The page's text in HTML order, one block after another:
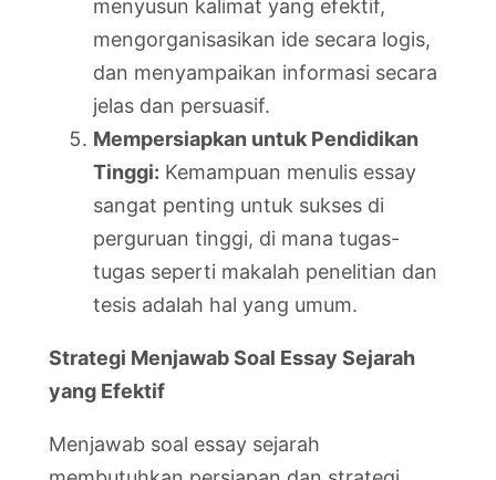
menyusun kalimat yang efektif,
mengorganisasikan ide secara logis,
dan menyampaikan informasi secara
jelas dan persuasif.
Mempersiapkan untuk Pendidikan
Tinggi: Kemampuan menulis essay
sangat penting untuk sukses di
perguruan tinggi, di mana tugas-
tugas seperti makalah penelitian dan
tesis adalah hal yang umum.
Strategi Menjawab Soal Essay Sejarah
yang Efektif
Menjawab soal essay sejarah